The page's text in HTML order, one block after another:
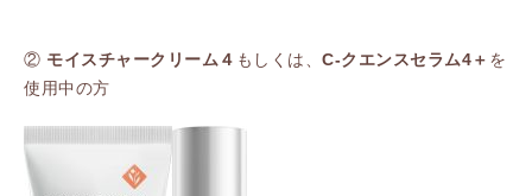
② モイスチャークリーム４ もしくは、 C-クエンスセラム4＋ を
使用中の方